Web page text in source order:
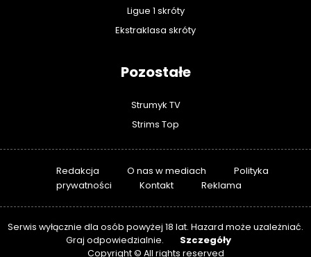
Ligue 1 skróty
Ekstraklasa skróty
Pozostałe
Strumyk TV
Strims Top
Redakcja O nas w mediach
Polityka
prywatności
Kontakt Reklama
Serwis wyłącznie dla osób powyżej 18 lat. Hazard może uzależniać.
Graj odpowiedzialnie.
Szczegóły
Copyright © All rights reserved